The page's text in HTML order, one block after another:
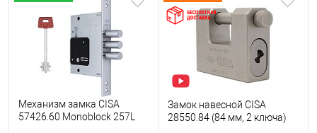
Механизм замка CISA
57426.60 Monoblock 257L
Замок навесной CISA
28550.84 (84 мм, 2 ключа)